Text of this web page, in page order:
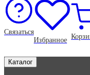
Связаться
Избранное
Каталог